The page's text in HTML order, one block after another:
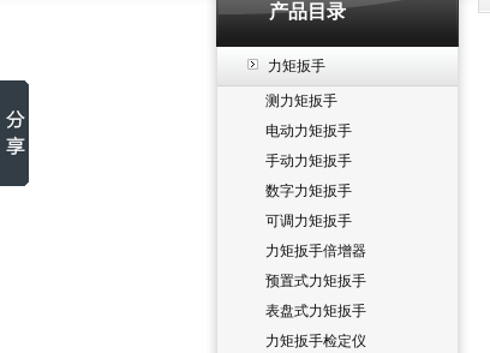
产品目录
力矩扳手
测力矩扳手
电动力矩扳手
手动力矩扳手
数字力矩扳手
可调力矩扳手
力矩扳手倍增器
预置式力矩扳手
表盘式力矩扳手
力矩扳手检定仪